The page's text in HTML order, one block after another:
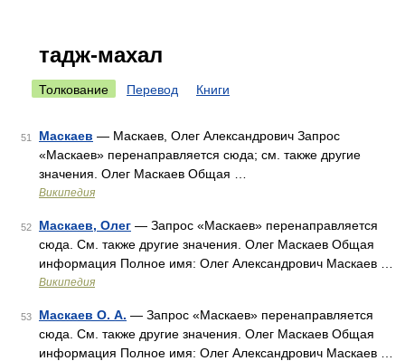
тадж-махал
Толкование Перевод Книги
51 Маскаев — Маскаев, Олег Александрович Запрос
«Маскаев» перенаправляется сюда; см. также другие
значения. Олег Маскаев Общая …
Википедия
52 Маскаев, Олег — Запрос «Маскаев» перенаправляется
сюда. Cм. также другие значения. Олег Маскаев Общая
информация Полное имя: Олег Александрович Маскаев …
Википедия
53 Маскаев О. А. — Запрос «Маскаев» перенаправляется
сюда. Cм. также другие значения. Олег Маскаев Общая
информация Полное имя: Олег Александрович Маскаев …